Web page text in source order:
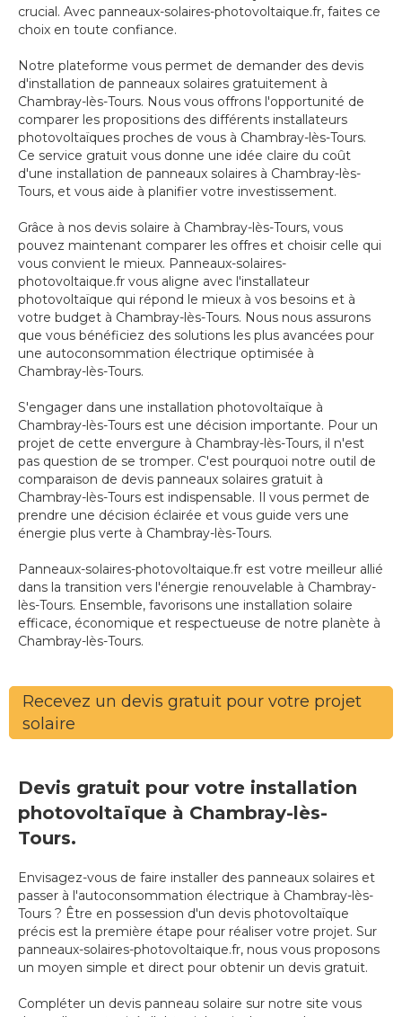
crucial. Avec panneaux-solaires-photovoltaique.fr, faites ce
choix en toute confiance.
Notre plateforme vous permet de demander des devis
d'installation de panneaux solaires gratuitement à
Chambray-lès-Tours. Nous vous offrons l'opportunité de
comparer les propositions des différents installateurs
photovoltaïques proches de vous à Chambray-lès-Tours.
Ce service gratuit vous donne une idée claire du coût
d'une installation de panneaux solaires à Chambray-lès-
Tours, et vous aide à planifier votre investissement.
Grâce à nos devis solaire à Chambray-lès-Tours, vous
pouvez maintenant comparer les offres et choisir celle qui
vous convient le mieux. Panneaux-solaires-
photovoltaique.fr vous aligne avec l'installateur
photovoltaïque qui répond le mieux à vos besoins et à
votre budget à Chambray-lès-Tours. Nous nous assurons
que vous bénéficiez des solutions les plus avancées pour
une autoconsommation électrique optimisée à
Chambray-lès-Tours.
S'engager dans une installation photovoltaïque à
Chambray-lès-Tours est une décision importante. Pour un
projet de cette envergure à Chambray-lès-Tours, il n'est
pas question de se tromper. C'est pourquoi notre outil de
comparaison de devis panneaux solaires gratuit à
Chambray-lès-Tours est indispensable. Il vous permet de
prendre une décision éclairée et vous guide vers une
énergie plus verte à Chambray-lès-Tours.
Panneaux-solaires-photovoltaique.fr est votre meilleur allié
dans la transition vers l'énergie renouvelable à Chambray-
lès-Tours. Ensemble, favorisons une installation solaire
efficace, économique et respectueuse de notre planète à
Chambray-lès-Tours.
Recevez un devis gratuit pour votre projet
solaire
Devis gratuit pour votre installation
photovoltaïque à Chambray-lès-
Tours.
Envisagez-vous de faire installer des panneaux solaires et
passer à l'autoconsommation électrique à Chambray-lès-
Tours ? Être en possession d'un devis photovoltaïque
précis est la première étape pour réaliser votre projet. Sur
panneaux-solaires-photovoltaique.fr, nous vous proposons
un moyen simple et direct pour obtenir un devis gratuit.
Compléter un devis panneau solaire sur notre site vous